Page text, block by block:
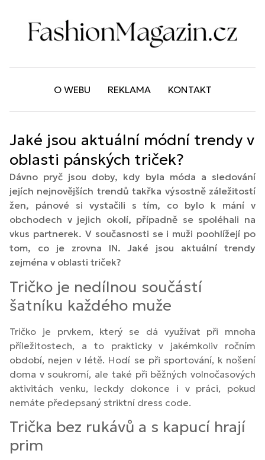
O WEBU REKLAMA KONTAKT
Jaké jsou aktuální módní trendy v
oblasti pánských triček?
Dávno pryč jsou doby, kdy byla móda a sledování
jejích nejnovějších trendů takřka výsostně záležitostí
žen, pánové si vystačili s tím, co bylo k mání v
obchodech v jejich okolí, případně se spoléhali na
vkus partnerek. V současnosti se i muži poohlížejí po
tom, co je zrovna IN. Jaké jsou aktuální trendy
zejména v oblasti triček?
Tričko je nedílnou součástí
šatníku každého muže
Tričko je prvkem, který se dá využívat při mnoha
příležitostech, a to prakticky v jakémkoliv ročním
období, nejen v létě. Hodí se při sportování, k nošení
doma v soukromí, ale také při běžných volnočasových
aktivitách venku, leckdy dokonce i v práci, pokud
nemáte předepsaný striktní dress code.
Trička bez rukávů a s kapucí hrají
prim